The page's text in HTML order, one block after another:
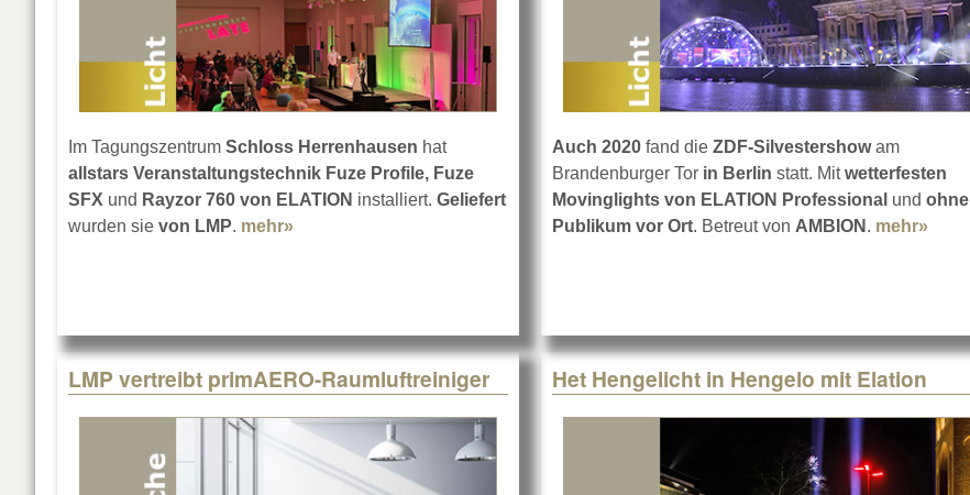
Im Tagungszentrum Schloss Herrenhausen hat
allstars Veranstaltungstechnik Fuze Profile, Fuze
SFX und Rayzor 760 von ELATION installiert. Geliefert
wurden sie von LMP. mehr» about Schloss Herrenhausen mit ELATION-Licht
Auch 2020 fand die ZDF-Silvestershowam
Brandenburger Tor in Berlin statt. Mitwetterfesten
Movinglights von ELATION Professional und ohne
Publikum vor Ort. Betreut von AMBION . mehr»
LMP vertreibt primAERO-Raumluftreiniger Het Hengelicht in Hengelo mit Elation